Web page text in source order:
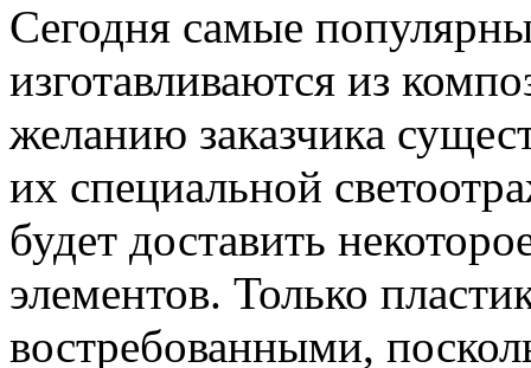
Сегодня самые
изготавливаются из
желанию заказчика
их специальной
будет доставить
элементов. Только
востребованными,